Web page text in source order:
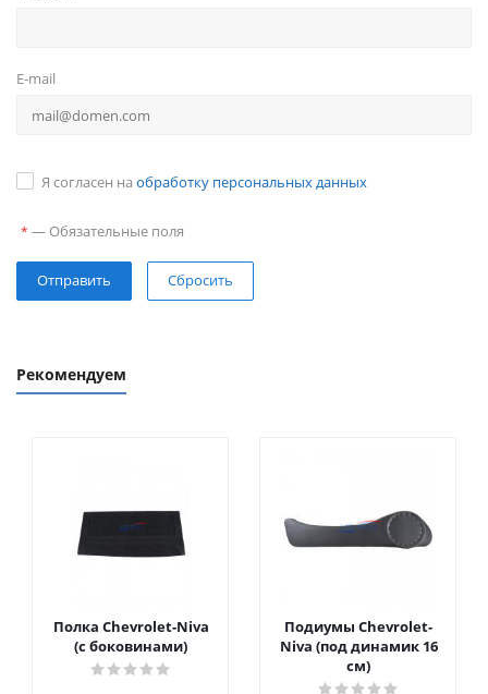
E-mail
Я согласен на обработку персональных данных
* — Обязательные поля
Сбросить
Рекомендуем
Полка Chevrolet-Niva
(с боковинами)
Подиумы Chevrolet-
Niva (под динамик 16
см)